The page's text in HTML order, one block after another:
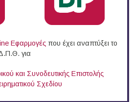
Eφαρμογές που έχει αναπτύξει το
για
και Συνοδευτικής Επιστολής
Σχεδίου